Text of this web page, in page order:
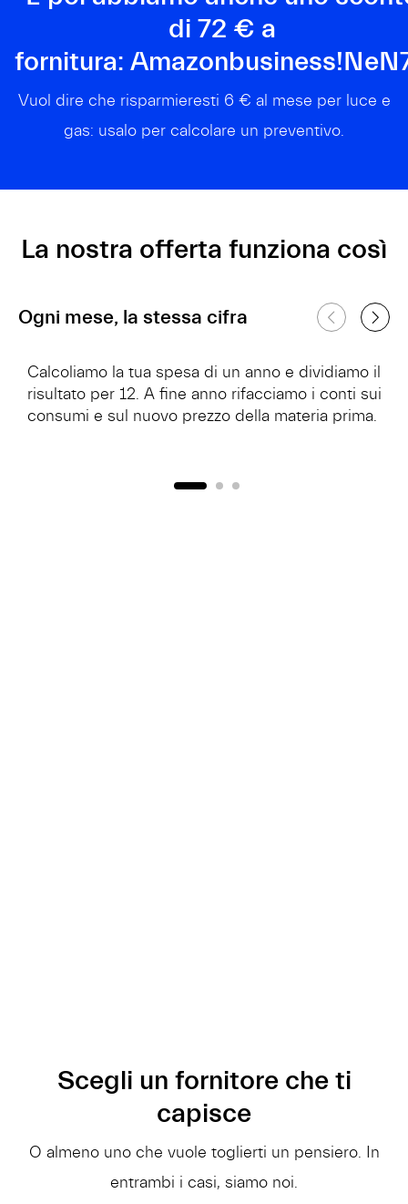
di 72 € a
fornitura:
Vuol dire che risparmieresti 6 € al mese per luce e
gas: usalo per calcolare un preventivo.
La nostra offerta funziona così
Ogni mese, la stessa cifra
Calcoliamo la tua spesa di un anno e dividiamo il
risultato per 12. A fine anno rifacciamo i conti sui
consumi e sul nuovo prezzo della materia prima.
Scegli un fornitore che ti
capisce
O almeno uno che vuole toglierti un pensiero. In
entrambi i casi, siamo noi.